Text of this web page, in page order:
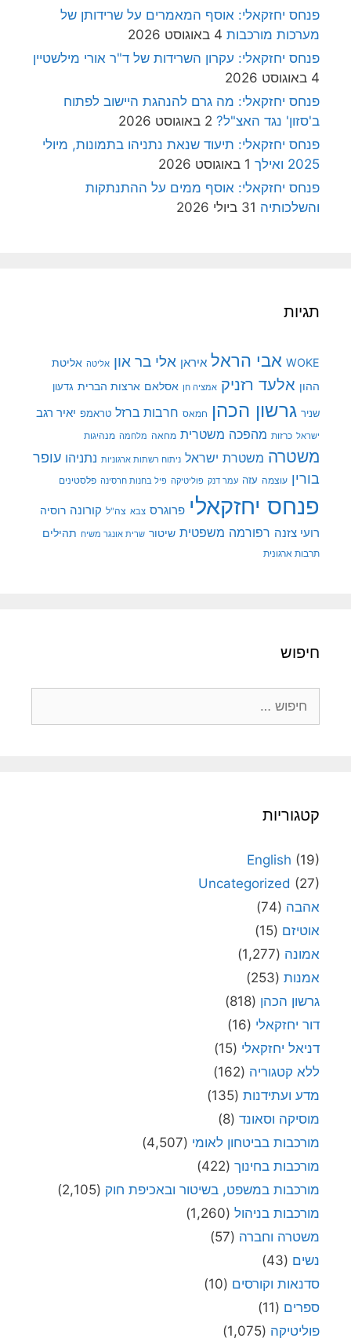
פנחס יחזקאלי: אוסף המאמרים על שרידותן של
מערכות מורכבות 4 באוגוסט 2026
פנחס יחזקאלי: עקרון השרידות של ד"ר אורי מילשטיין
4 באוגוסט 2026
פנחס יחזקאלי: מה גרם להנהגת היישוב לפתוח
ב'סזון' נגד האצ"ל? 2 באוגוסט 2026
פנחס יחזקאלי: תיעוד שנאת נתניהו בתמונות, מיולי
2025 ואילך
1 באוגוסט 2026
פנחס יחזקאלי: אוסף ממים על ההתנתקות
והשלכותיה 31 ביולי 2026
תגיות
WOKE אבי הראל איראן אלי בר און אליטה אליטת
ההון אלעד רזניק אמציה חן אסלאם ארצות הברית גדעון
שניר גרשון הכהן חמאס חרבות ברזל טראמפ יאיר רגב
ישראל כרזות מהפכה משטרית מחאה מלחמה מנהיגות
משטרה משטרת ישראל ניתוח רשתות ארגוניות נתניהו עופר
בורין עוצמה עזה עמר דנק פוליטיקה פיל בחנות חרסינה פלסטינים
פנחס יחזקאלי פרוגרס צבא צה"ל קורונה רוסיה
רועי צזנה רפורמה משפטית שיטור שרית אונגר משיח תהילים
תרבות ארגונית
חיפוש
קטגוריות
English (19)
Uncategorized (27)
אהבה (74)
אוטיזם (15)
אמונה (1,277)
אמנות (253)
גרשון הכהן (818)
דור יחזקאלי (16)
דניאל יחזקאלי (15)
ללא קטגוריה (162)
מדע ועתידנות (135)
מוסיקה וסאונד (8)
מורכבות בביטחון לאומי (4,507)
מורכבות בחינוך (422)
מורכבות במשפט, בשיטור ובאכיפת חוק (2,105)
מורכבות בניהול (1,260)
משטרה וחברה (57)
נשים (43)
סדנאות וקורסים (10)
ספרים (11)
פוליטיקה (1,075)